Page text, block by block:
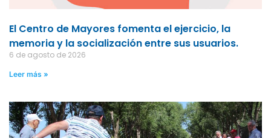
El Centro de Mayores fomenta el ejercicio, la
memoria y la socialización entre sus usuarios.
6 de agosto de 2026
Leer más »